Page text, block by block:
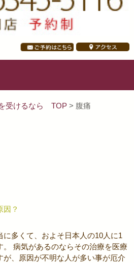
受けるなら TOP > 腹痛
因？
多くて、およそ日本人の10人に1
。 病気があるのならその治療を医療
が、原因が不明な人が多い事が厄介